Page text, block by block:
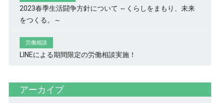
2023春季生活闘争方針について ～くらしをまもり、未来
をつくる。～
労働相談
LINEによる期間限定の労働相談実施！
アーカイブ